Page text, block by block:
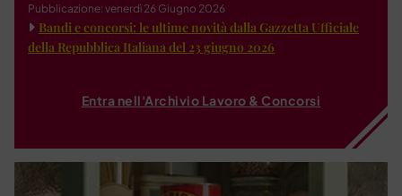
Pubblicazione: venerdì 26 Giugno 2026
Bandi e concorsi: le ultime novità dalla Gazzetta Ufficiale
della Repubblica Italiana del 23 giugno 2026
Entra nell'Archivio Lavoro & Concorsi